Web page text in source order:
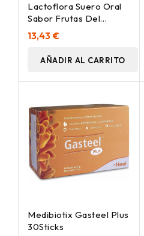
Lactoflora Suero Oral
Sabor Frutas Del
Bosque 6 Sobres
13,43 €
AÑADIR AL CARRITO
Medibiotix Gasteel Plus
30Sticks